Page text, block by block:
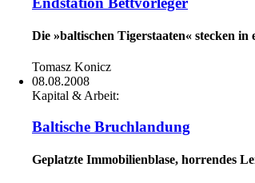
Die »baltischen Tigerstaaten« stecken
Tomasz Konicz
08.08.2008
Kapital & Arbeit:
Baltische Bruchlandung
Geplatzte Immobilienblase, horrendes